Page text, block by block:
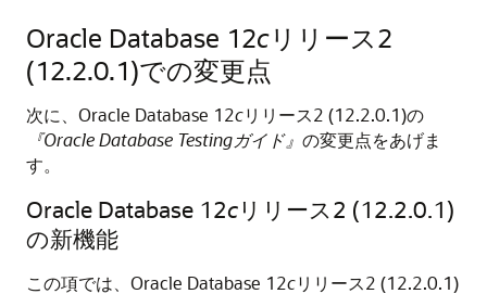
Oracle Database 12cリリース2
(12.2.0.1)での変更点
次に、Oracle Database 12cリリース2 (12.2.0.1)の
『Oracle Database Testingガイド』 の変更点をあげま
す。
Oracle Database 12cリリース2 (12.2.0.1)
の新機能
この項では、Oracle Database 12cリリース2 (12.2.0.1)